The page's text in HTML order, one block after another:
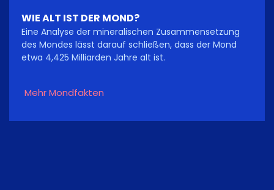
WIE ALT IST DER MOND?
Eine Analyse der mineralischen Zusammensetzung
des Mondes lässt darauf schließen, dass der Mond
etwa 4,425 Milliarden Jahre alt ist.
Mehr Mondfakten